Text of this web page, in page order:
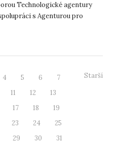
Technologické agentury
s Agenturou pro
4 5 6
7
11 12
13
17 18
19
23 24
25
29 30 31
Starší